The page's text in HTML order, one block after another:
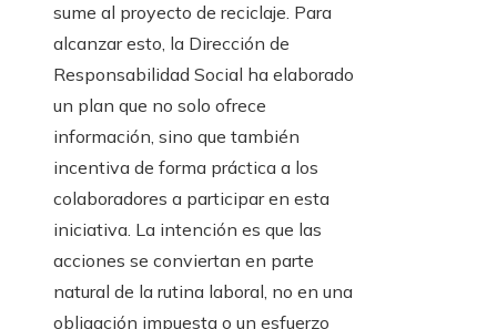
sume al proyecto de reciclaje. Para
alcanzar esto, la Dirección de
Responsabilidad Social ha elaborado
un plan que no solo ofrece
información, sino que también
incentiva de forma práctica a los
colaboradores a participar en esta
iniciativa. La intención es que las
acciones se conviertan en parte
natural de la rutina laboral, no en una
obligación impuesta o un esfuerzo